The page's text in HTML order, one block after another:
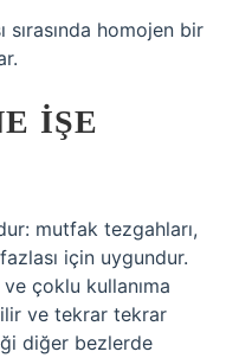
sırasında homojen bir
IŞE
mutfak tezgahları,
için uygundur.
çoklu kullanıma
ve tekrar tekrar
diğer bezlerde